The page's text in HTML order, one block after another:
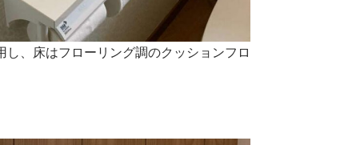
、床はフローリング調のクッションフロ